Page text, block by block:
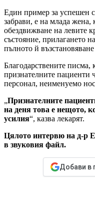
Един пример за успешен
забрави, е на млада жена,
обездвижване на левите
състояние, прилагането
пълното й
Благодарствените писма,
признателните пациенти
персонал, неименуемо
„Признателните
на деня това е нещото,
усилия“, казва лекарят.
Цялото интервю на д-р
в звуковия файл.
Добави в